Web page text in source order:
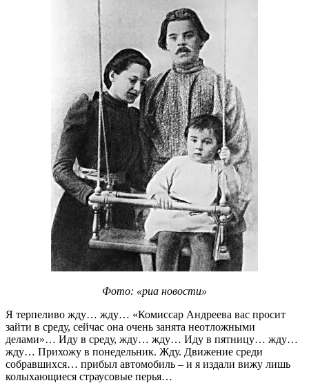
Фото: «риа новости»
Я терпеливо жду… жду… «Комиссар Андреева вас просит
зайти в среду, сейчас она очень занята неотложными
делами»… Иду в среду, жду… жду… Иду в пятницу… жду…
жду… Прихожу в понедельник. Жду. Движение среди
собравшихся… прибыл автомобиль – и я издали вижу лишь
колыхающиеся страусовые перья…